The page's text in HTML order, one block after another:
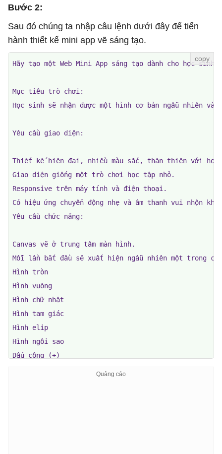
Bước 2:
Sau đó chúng ta nhập câu lệnh dưới đây để tiến
hành thiết kế mini app vẽ sáng tạo.
Hãy tạo một Web Mini App sáng tạo dành cho học
Mục tiêu trò chơi:
Học sinh sẽ nhận được một hình cơ bản ngẫu nhiên
Yêu cầu giao diện:
Thiết kế hiện đại, nhiều màu sắc, thân thiện với
Giao diện giống một trò chơi học tập nhỏ.
Responsive trên máy tính và điện thoại.
Có hiệu ứng chuyển động nhẹ và âm thanh vui nhộn
Yêu cầu chức năng:
Canvas vẽ ở trung tâm màn hình.
Mỗi lần bắt đầu sẽ xuất hiện ngẫu nhiên một trong
Hình tròn
Hình vuông
Hình chữ nhật
Hình tam giác
Hình elip
Hình ngôi sao
Dấu cộng (+)